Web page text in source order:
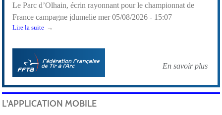
Le Parc d’Olhain, écrin rayonnant pour le championnat de
France campagne jdumelie mer 05/08/2026 - 15:07
Lire la suite
En savoir plus
L'APPLICATION MOBILE